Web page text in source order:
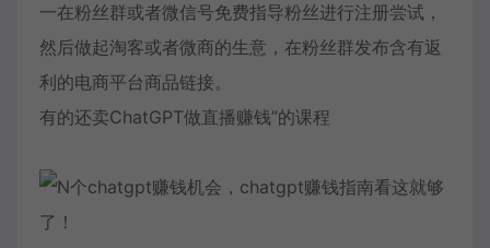
一在粉丝群或者微信号免费指导粉丝进行注册尝试，
然后做起淘客或者微商的生意，在粉丝群发布含有返
利的电商平台商品链接。
有的还卖ChatGPT做直播赚钱”的课程